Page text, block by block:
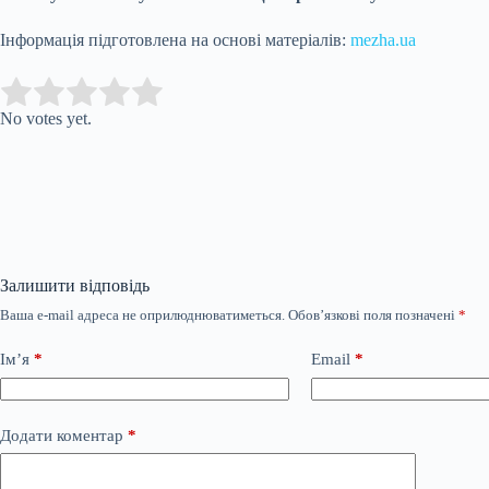
Інформація підготовлена на основі матеріалів: mezha.ua
Rate this item:
No votes yet.
Залишити відповідь
Ваша e-mail адреса не оприлюднюватиметься. Обов’язкові поля позначені *
Ім’я * Email *
Додати коментар *